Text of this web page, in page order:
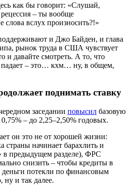
как бы говорит: «Слушай,
– ты вообще
слова вслух произносить?!»
и Джо Байден, и глава
рынок труда в США чувствует
и давайте смотреть. А то, что
падает – это… кхм… ну, в общем,
поднимать ставку
заседании повысил базовую
– до 2,25–2,50% годовых.
он это не от хорошей жизни:
страны начинает барахлить и
в предыдущем разделе), ФРС
снизить – чтобы кредиты в
потекли по финансовым
ну и так далее.